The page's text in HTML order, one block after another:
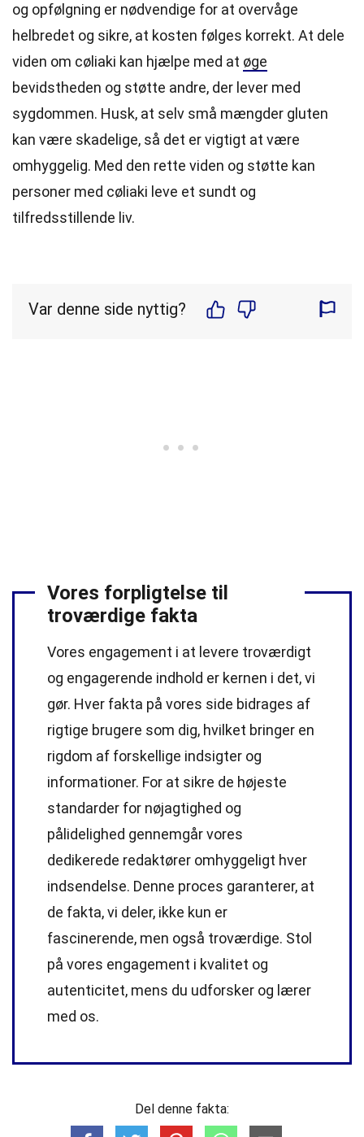
og opfølgning er nødvendige for at overvåge
helbredet og sikre, at kosten følges korrekt. At dele
viden om cøliaki kan hjælpe med at øge
bevidstheden og støtte andre, der lever med
sygdommen. Husk, at selv små mængder gluten
kan være skadelige, så det er vigtigt at være
omhyggelig. Med den rette viden og støtte kan
personer med cøliaki leve et sundt og
tilfredsstillende liv.
Var denne side nyttig?
Vores forpligtelse til
troværdige fakta
Vores engagement i at levere troværdigt
og engagerende indhold er kernen i det, vi
gør. Hver fakta på vores side bidrages af
rigtige brugere som dig, hvilket bringer en
rigdom af forskellige indsigter og
informationer. For at sikre de højeste
standarder for nøjagtighed og
pålidelighed gennemgår vores
dedikerede redaktører omhyggeligt hver
indsendelse. Denne proces garanterer, at
de fakta, vi deler, ikke kun er
fascinerende, men også troværdige. Stol
på vores engagement i kvalitet og
autenticitet, mens du udforsker og lærer
med os.
Del denne fakta: